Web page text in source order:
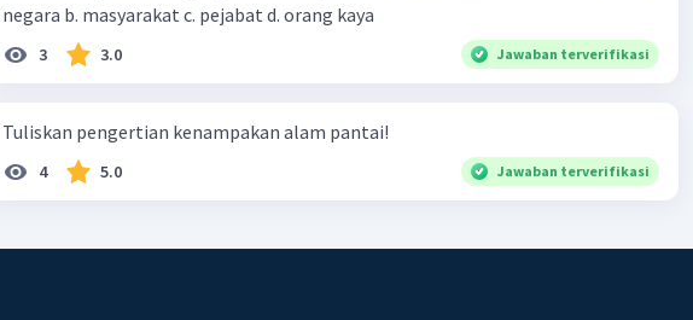
negara b. masyarakat c. pejabat d. orang kaya
3 3.0 Jawaban terverifikasi
Tuliskan pengertian kenampakan alam pantai!
4 5.0 Jawaban terverifikasi